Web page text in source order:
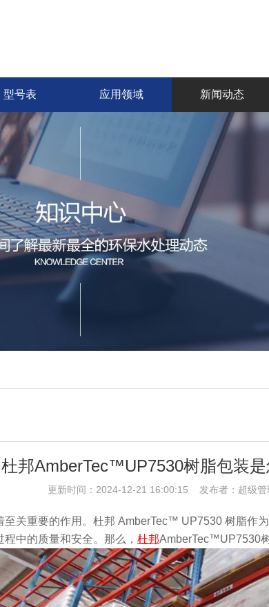
型号表 应用领域 新闻动态
杜邦AmberTec™UP7530树脂包装
更新时间：2024-12-21 16:00:15 发布者：超级管
至关重要的作用。杜邦 AmberTec™ UP7530 树脂作
中的质量和安全。那么， 杜邦AmberTec™UP7530